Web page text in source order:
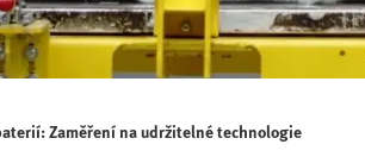
Zaměření na udržitelné technologie